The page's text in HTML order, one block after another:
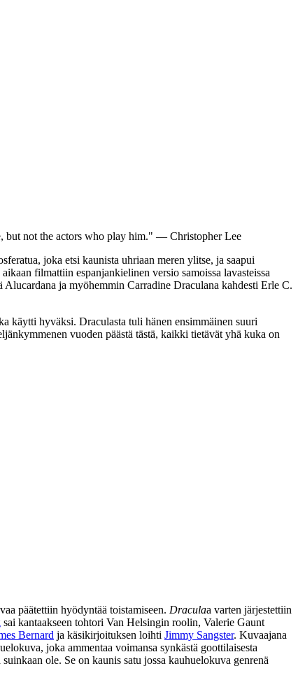
but not the actors who play him." — Christopher Lee
joka etsi kaunista uhriaan meren ylitse, ja saapui
filmattiin espanjankielinen versio samoissa lavasteissa
Alucardana ja myöhemmin Carradine Draculana kahdesti Erle C.
käytti hyväksi. Draculasta tuli hänen ensimmäinen suuri
vuoden päästä tästä, kaikki tietävät yhä kuka on
päätettiin hyödyntää toistamiseen. Draculaa varten järjestettiin
sai kantaakseen tohtori Van Helsingin roolin, Valerie Gaunt
Bernard ja käsikirjoituksen loihti Jimmy Sangster. Kuvaajana
joka ammentaa voimansa synkästä goottilaisesta
suinkaan ole. Se on kaunis satu jossa kauhuelokuva genrenä